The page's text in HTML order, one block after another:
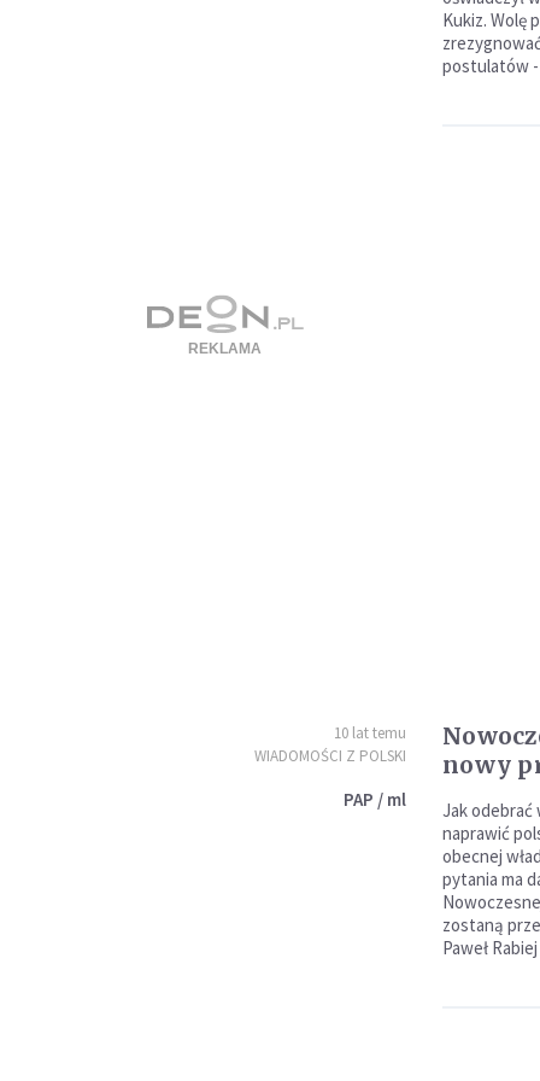
Kukiz. Wolę
postulatów -
10 lat temu
WIADOMOŚCI Z POLSKI
PAP / ml
nowy
Jak odebrać
naprawić
obecnej
pytania ma
zostaną
Paweł